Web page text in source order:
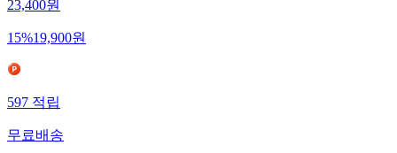
23,400원
15%19,900원
597적립
무료배송